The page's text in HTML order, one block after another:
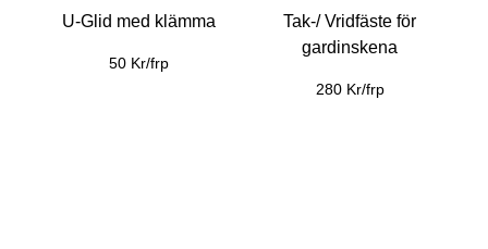
U-Glid med klämma
50 Kr/frp
Tak-/ Vridfäste för
gardinskena
280 Kr/frp